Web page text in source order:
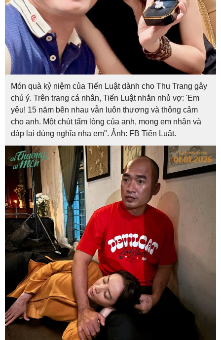
Món quà kỷ niệm của Tiến Luật dành cho Thu Trang gây
chú ý. Trên trang cá nhân, Tiến Luật nhắn nhủ vợ: 'Em
yêu! 15 năm bên nhau vẫn luôn thương và thông cảm
cho anh. Một chút tấm lòng của anh, mong em nhận và
đáp lại đúng nghĩa nha em". Ảnh: FB Tiến Luật.